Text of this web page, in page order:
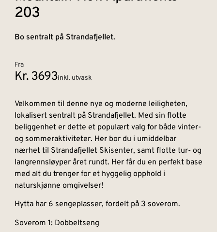
203
Bo sentralt på Strandafjellet.
Fra
Kr. 3693inkl. utvask
Velkommen til denne nye og moderne leiligheten,
lokalisert sentralt på Strandafjellet. Med sin flotte
beliggenhet er dette et populært valg for både vinter-
og sommeraktiviteter. Her bor du i umiddelbar
nærhet til Strandafjellet Skisenter, samt flotte tur- og
langrennsløyper året rundt. Her får du en perfekt base
med alt du trenger for et hyggelig opphold i
naturskjønne omgivelser!
Hytta har 6 sengeplasser, fordelt på 3 soverom.
Soverom 1: Dobbeltseng